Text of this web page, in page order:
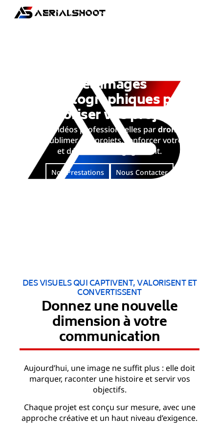
Des images
cinématographiques pour
valoriser vos projets
Photos et vidéos professionnelles pardrone et au
pour sublimer vos projets, renforcer votre image
et déclencher l’engagement.
Nos Prestations
Nous Contacter
DES VISUELS QUI CAPTIVENT, VALORISENT ET
CONVERTISSENT
Donnez une nouvelle
dimension à votre
communication
Aujourd’hui, une image ne suffit plus : elle doit
marquer, raconter une histoire et servir vos
objectifs.
Chaque projet est conçu sur mesure, avec une
approche créative et un haut niveau d’exigence.